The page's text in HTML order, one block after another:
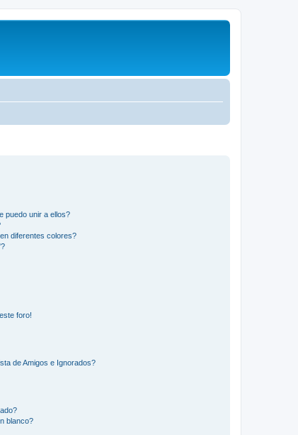
puedo unir a ellos?
diferentes colores?
foro!
de Amigos e Ignorados?
blanco?